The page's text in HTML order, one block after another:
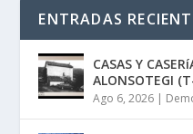
ENTRADAS
CASAS Y
ALONSOTEGI
Ago 6, 2026 |